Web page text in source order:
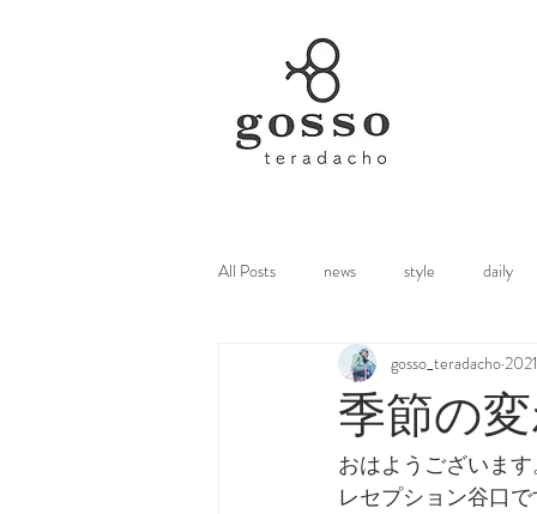
All Posts news style daily
季節の
gosso_teradacho
おはようございま
レセプション谷口